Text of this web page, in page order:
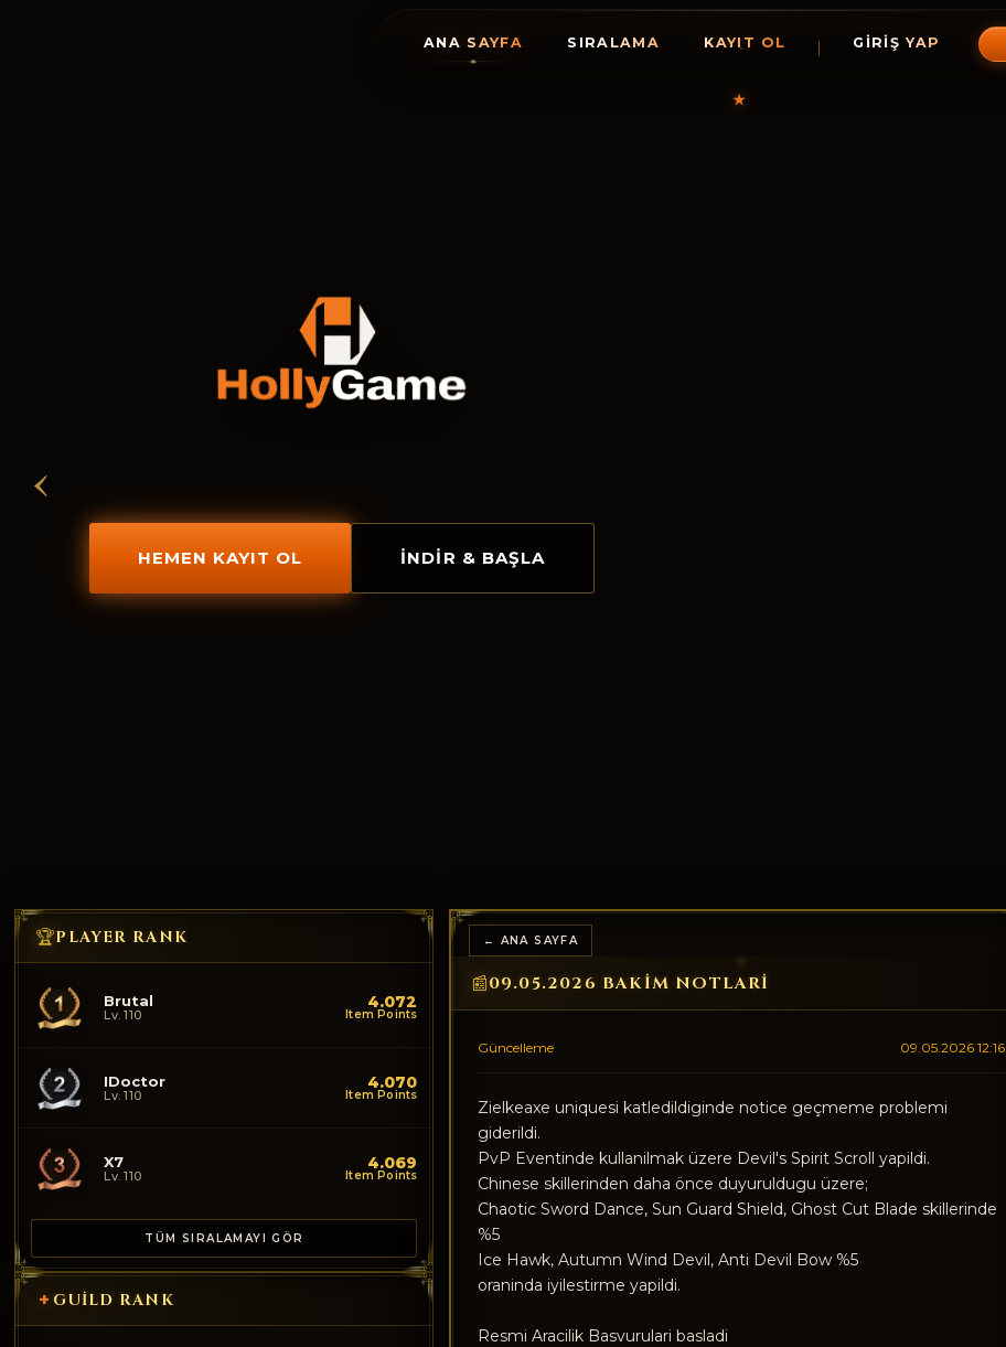
ANA SAYFA SIRALAMA KAYIT OL GIRIŞ YAP
HollyGam
‹
HEMEN KAYIT OL İNDIR & BAŞLA
🏆PLAYER RANK
Brutal
Lv. 110
4.072
Item Points
IDoctor
Lv. 110
4.070
Item Points
X7
Lv. 110
4.069
Item Points
TÜM SIRALAMAYI GÖR
+ GUILD RANK
← ANA SAYFA
📰09.05.2026 BAKIM NOTLARI
Güncelleme 09.05.2026 12:16
Zielkeaxe uniquesi katledildiginde notice geçmeme problemi
giderildi.
PvP Eventinde kullanilmak üzere Devil's Spirit Scroll yapildi.
Chinese skillerinden daha önce duyuruldugu üzere;
Chaotic Sword Dance, Sun Guard Shield, Ghost Cut Blade skillerinde
%5
Ice Hawk, Autumn Wind Devil, Anti Devil Bow %5
oraninda iyilestirme yapildi.
Resmi Aracilik Basvurulari basladi